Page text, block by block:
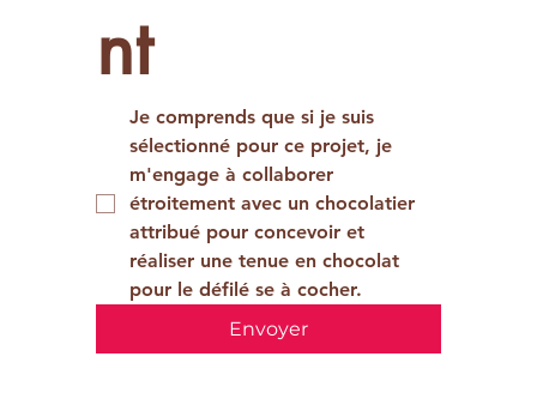
nt
Je comprends que si je suis
sélectionné pour ce projet, je
m'engage à collaborer
étroitement avec un chocolatier
attribué pour concevoir et
réaliser une tenue en chocolat
pour le défilé se à cocher.
Envoyer